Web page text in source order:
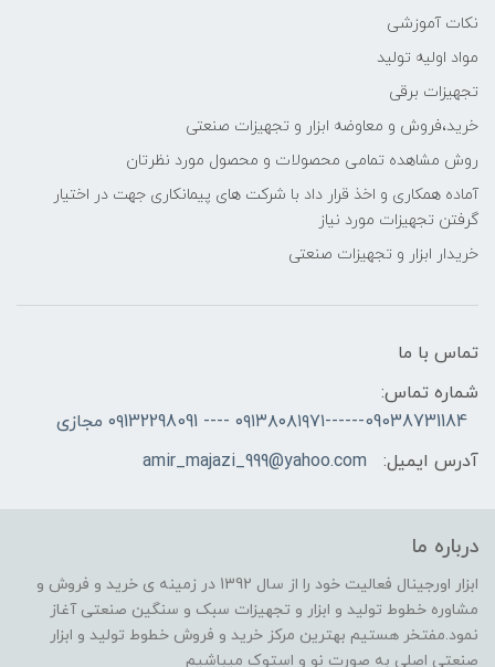
نکات آموزشی
مواد اولیه تولید
تجهیزات برقی
خرید،فروش و معاوضه ابزار و تجهیزات صنعتی
روش مشاهده تمامی محصولات و محصول مورد نظرتان
آماده همکاری و اخذ قرار داد با شرکت های پیمانکاری جهت در اختیار
گرفتن تجهیزات مورد نیاز
خریدار ابزار و تجهیزات صنعتی
تماس با ما
شماره تماس:
09038731184------۰۹۱۳۸۰۸۱۹۷۱ ---- ۰۹132298091 مجازی
آدرس ایمیل:
amir_majazi_999@yahoo.com
درباره ما
ابزار اورجینال فعالیت خود را از سال 1392 در زمینه ی خرید و فروش و
مشاوره خطوط تولید و ابزار و تجهیزات سبک و سنگین صنعتی آغاز
نمود.مفتخر هستیم بهترین مرکز خرید و فروش خطوط تولید و ابزار
صنعتی اصلی به صورت نو و استوک میباشیم